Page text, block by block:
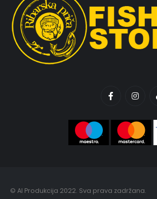
© AI Produkcija 2022. Sva prava zadržana.